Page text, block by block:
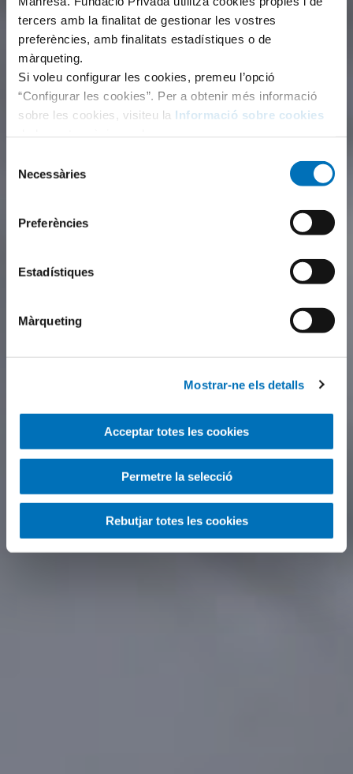
tercers amb la finalitat de gestionar les vostres
preferències, amb finalitats estadístiques o de
màrqueting.
Si voleu configurar les cookies, premeu l’opció
“Configurar les cookies”. Per a obtenir més informació
sobre les cookies, visiteu la Informació sobre cookies
Necessàries
Preferències
Estadístiques
Màrqueting
Mostrar-ne els detalls
Acceptar totes les cookies
Permetre la selecció
Rebutjar totes les cookies